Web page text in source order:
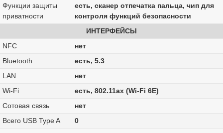
Функции защиты
приватности
есть, сканер отпечатка пальца, чип для
контроля функций безопасности
ИНТЕРФЕЙСЫ
NFC
нет
Bluetooth
есть, 5.3
LAN
нет
Wi-Fi
есть, 802.11ax (Wi-Fi 6E)
Сотовая связь
нет
Всего USB Type A
0